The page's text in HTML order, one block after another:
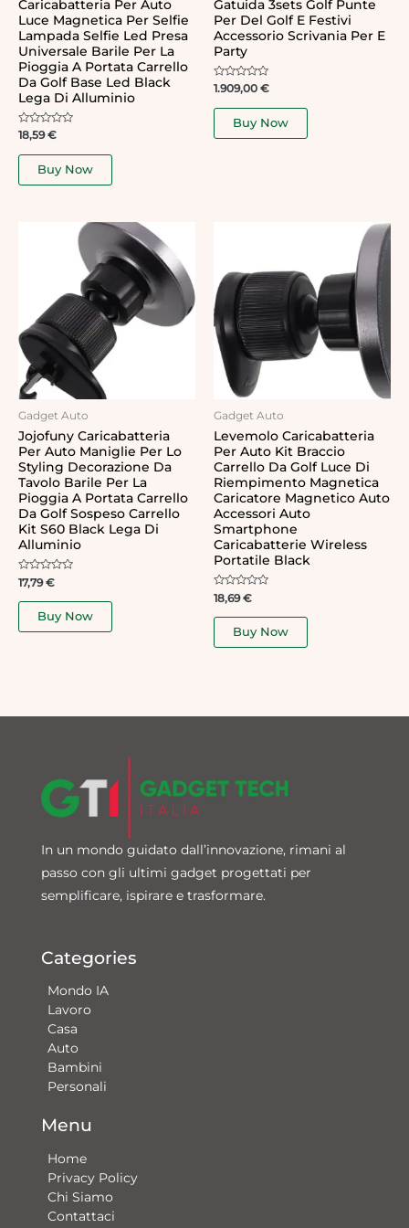
Caricabatteria Per Auto
Luce Magnetica Per Selfie
Lampada Selfie Led Presa
Universale Barile Per La
Pioggia A Portata Carrello
Da Golf Base Led Black
Lega Di Alluminio
Rated
out
18,59€
Buy Now
Gatuida 3sets Golf Punte
Per Del Golf E Festivi
Accessorio Scrivania Per E
Party
Rated
out
1.909,00 €
Buy Now
Gadget Auto
Jojofuny Caricabatteria
Per Auto Maniglie Per Lo
Styling Decorazione Da
Tavolo Barile Per La
Pioggia A Portata Carrello
Da Golf Sospeso Carrello
Kit S60 Black Lega Di
Alluminio
Rated
0
out
17,79€
Buy Now
Gadget Auto
Levemolo Caricabatteria
Per Auto Kit Braccio
Carrello Da Golf Luce Di
Riempimento Magnetica
Caricatore Magnetico Auto
Accessori Auto
Smartphone
Caricabatterie Wireless
Portatile Black
Rated
0
out
18,69€
Buy Now
In un mondo guidato dall’innovazione, rimani al
passo con gli ultimi gadget progettati per
semplificare, ispirare e trasformare.
Categories
Mondo IA
Lavoro
Casa
Auto
Bambini
Personali
Menu
Home
Privacy Policy
Chi Siamo
Contattaci​